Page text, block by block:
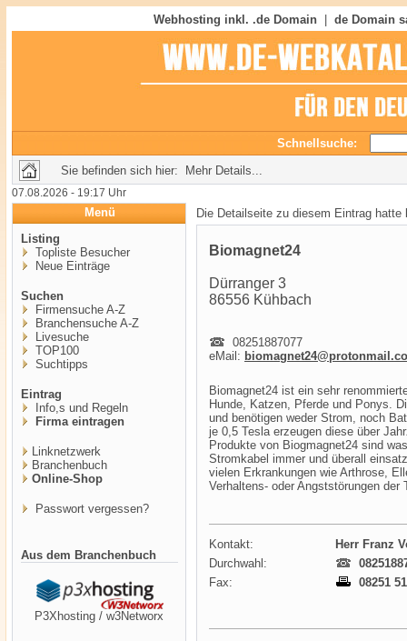
Webhosting inkl. .de Domain de Domain
Schnellsuche:
Sie befinden sich hier: Mehr Details...
07.08.2026 - 19:17 Uhr
Menü
Listing
Topliste Besucher
Neue Einträge
Suchen
Firmensuche A-Z
Branchensuche A-Z
Livesuche
TOP100
Suchtipps
Eintrag
Info,s und Regeln
Firma eintragen
Linknetzwerk
Branchenbuch
Online-Shop
Passwort vergessen?
Aus dem Branchenbuch
P3Xhosting / w3Networx
Die Detailseite zu diesem Eintrag
Biomagnet24
Dürranger 3
86556 Kühbach
08251887077
eMail:
Biomagnet24 ist ein sehr
Hunde, Katzen, Pferde und Ponys.
und benötigen weder Strom, noch
je 0,5 Tesla erzeugen diese über
Produkte von Biogmagnet24 sind
Stromkabel immer und überall
vielen Erkrankungen wie Arthrose,
Verhaltens- oder Angststörungen der
Kontakt:
Herr Franz
Durchwahl:
Fax:
08251